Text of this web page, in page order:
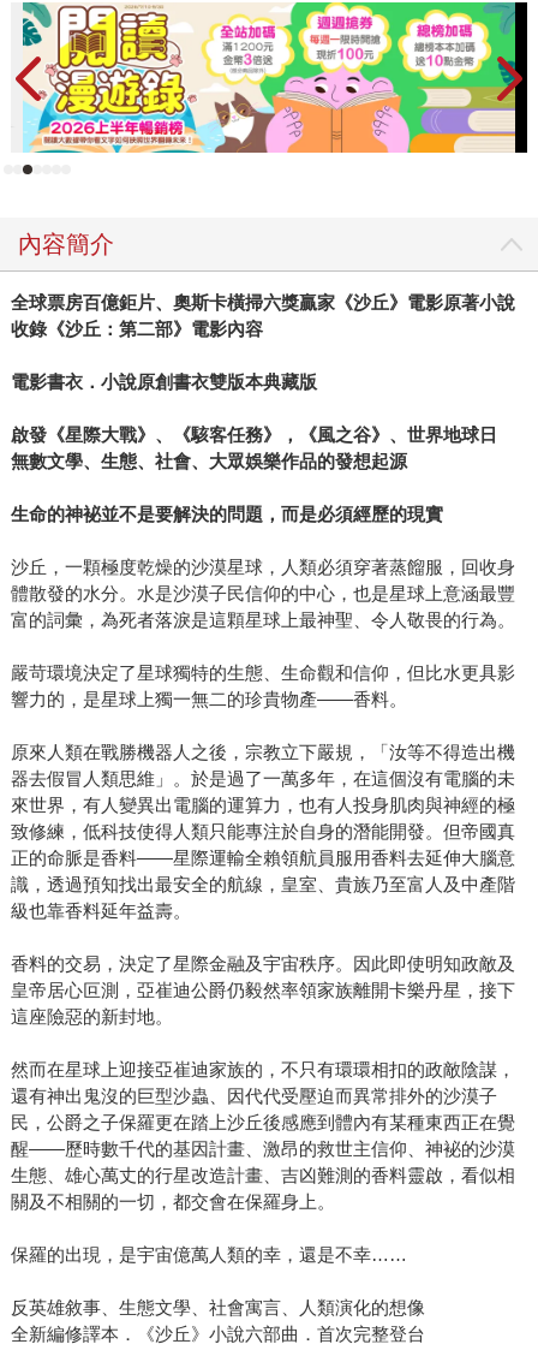
內容簡介
全球票房百億鉅片、奧斯卡橫掃六獎贏家《沙丘》電影原著小說
收錄《沙丘：第二部》電影內容
電影書衣．小說原創書衣雙版本典藏版
啟發《星際大戰》、《駭客任務》，《風之谷》、世界地球日
無數文學、生態、社會、大眾娛樂作品的發想起源
生命的神袐並不是要解決的問題，而是必須經歷的現實
沙丘，一顆極度乾燥的沙漠星球，人類必須穿著蒸餾服，回收身
體散發的水分。水是沙漠子民信仰的中心，也是星球上意涵最豐
富的詞彙，為死者落淚是這顆星球上最神聖、令人敬畏的行為。
嚴苛環境決定了星球獨特的生態、生命觀和信仰，但比水更具影
響力的，是星球上獨一無二的珍貴物產——香料。
原來人類在戰勝機器人之後，宗教立下嚴規，「汝等不得造出機
器去假冒人類思維」。於是過了一萬多年，在這個沒有電腦的未
來世界，有人變異出電腦的運算力，也有人投身肌肉與神經的極
致修練，低科技使得人類只能專注於自身的潛能開發。但帝國真
正的命脈是香料——星際運輸全賴領航員服用香料去延伸大腦意
識，透過預知找出最安全的航線，皇室、貴族乃至富人及中產階
級也靠香料延年益壽。
香料的交易，決定了星際金融及宇宙秩序。因此即使明知政敵及
皇帝居心叵測，亞崔迪公爵仍毅然率領家族離開卡樂丹星，接下
這座險惡的新封地。
然而在星球上迎接亞崔迪家族的，不只有環環相扣的政敵陰謀，
還有神出鬼沒的巨型沙蟲、因代代受壓迫而異常排外的沙漠子
民，公爵之子保羅更在踏上沙丘後感應到體內有某種東西正在覺
醒——歷時數千代的基因計畫、激昂的救世主信仰、神袐的沙漠
生態、雄心萬丈的行星改造計畫、吉凶難測的香料靈啟，看似相
關及不相關的一切，都交會在保羅身上。
保羅的出現，是宇宙億萬人類的幸，還是不幸……
反英雄敘事、生態文學、社會寓言、人類演化的想像
全新編修譯本．《沙丘》小說六部曲．首次完整登台